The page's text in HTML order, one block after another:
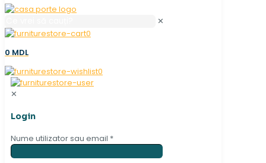
✕
0
0 MDL
0
✕
Login
Nume utilizator sau email *